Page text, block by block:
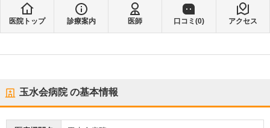
医院トップ 診療案内 医師 口コミ(0) アクセス
玉水会病院の基本情報